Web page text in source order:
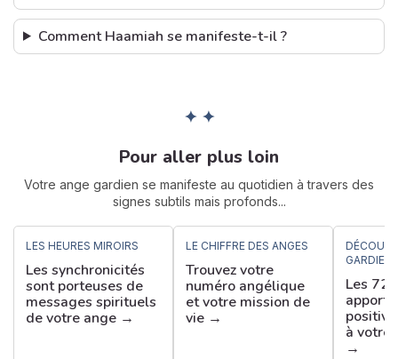
Comment Haamiah se manifeste-t-il ?
✦ ✦
Pour aller plus loin
Votre ange gardien se manifeste au quotidien à travers des
signes subtils mais profonds...
LES HEURES MIROIRS
Les synchronicités
sont porteuses de
messages spirituels
de votre ange →
LE CHIFFRE DES ANGES
Trouvez votre
numéro angélique
et votre mission de
vie →
Les 72
à votre
→